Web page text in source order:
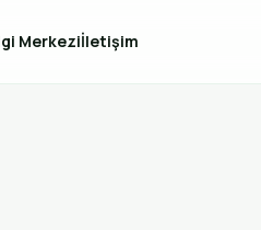
Merkeziİletişim